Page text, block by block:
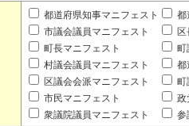
都道府県知事マニフェスト 都
市議会議員マニフェスト
町長マニフェスト
町
村議会議員マニフェスト
都
区議会会派マニフェスト
町
市民マニフェスト
政
衆議院議員マニフェスト
参